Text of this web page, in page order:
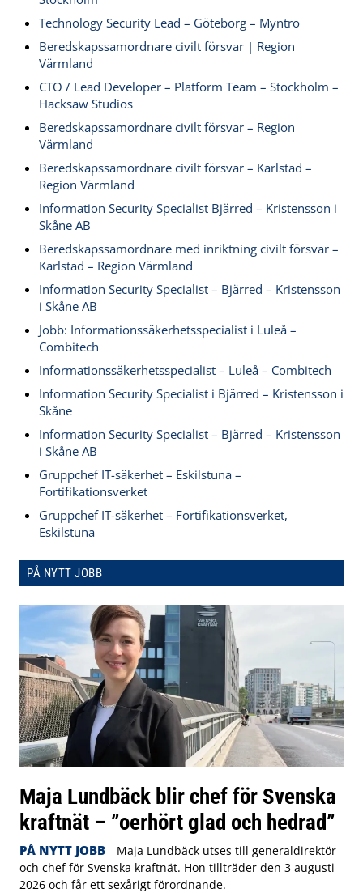
Technology Security Lead – Göteborg – Myntro
Beredskapssamordnare civilt försvar | Region
Värmland
CTO / Lead Developer – Platform Team – Stockholm –
Hacksaw Studios
Beredskapssamordnare civilt försvar – Region
Värmland
Beredskapssamordnare civilt försvar – Karlstad –
Region Värmland
Information Security Specialist Bjärred – Kristensson i
Skåne AB
Beredskapssamordnare med inriktning civilt försvar –
Karlstad – Region Värmland
Information Security Specialist – Bjärred – Kristensson
i Skåne AB
Jobb: Informationssäkerhetsspecialist i Luleå –
Combitech
Informationssäkerhetsspecialist – Luleå – Combitech
Information Security Specialist i Bjärred – Kristensson i
Skåne
Information Security Specialist – Bjärred – Kristensson
i Skåne AB
Gruppchef IT-säkerhet – Eskilstuna –
Fortifikationsverket
Gruppchef IT-säkerhet – Fortifikationsverket,
Eskilstuna
PÅ NYTT JOBB
Maja Lundbäck blir chef för Svenska
kraftnät – ”oerhört glad och hedrad”
PÅ NYTT JOBB
Maja Lundbäck utses till generaldirektör
och chef för Svenska kraftnät. Hon tillträder den 3 augusti
2026 och får ett sexårigt förordnande.